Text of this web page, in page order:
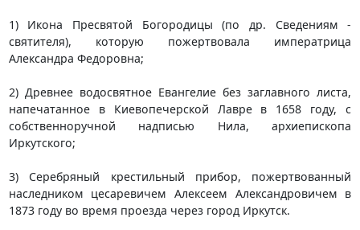
1) Икона Пресвятой Богородицы (по др. Сведениям -
святителя), которую пожертвовала императрица
Александра Федоровна;
2) Древнее водосвятное Евангелие без заглавного листа,
напечатанное в Киевопечерской Лавре в 1658 году, с
собственноручной надписью Нила, архиепископа
Иркутского;
3) Серебряный крестильный прибор, пожертвованный
наследником цесаревичем Алексеем Александровичем в
1873 году во время проезда через город Иркутск.